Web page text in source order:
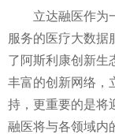
立达融医作为
服务的医疗大数据
了阿斯利康创新生
丰富的创新网络，
持，更重要的是将
融医将与各领域内